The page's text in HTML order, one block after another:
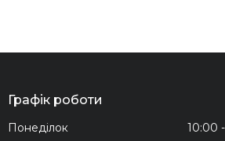
Графік роботи
Понеділок 10:00